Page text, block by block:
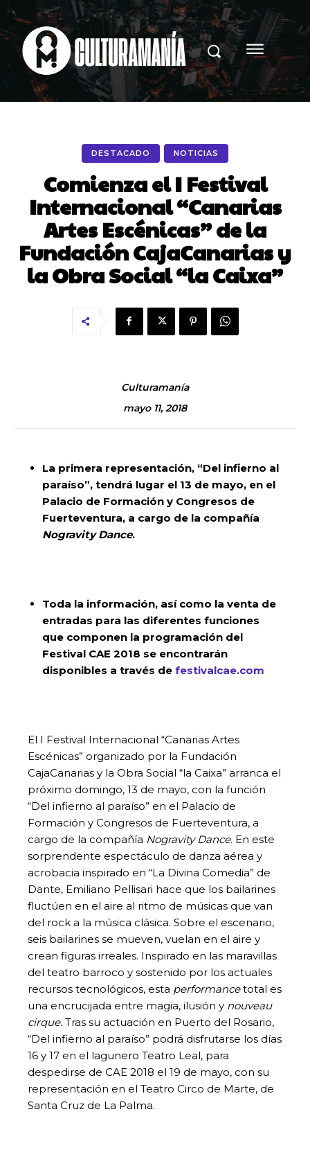
DESTACADO NOTICIAS
Comienza el I Festival
Internacional “Canarias
Artes Escénicas” de la
Fundación CajaCanarias y
la Obra Social “la Caixa”
Culturamanía
mayo 11, 2018
La primera representación, “Del infierno al
paraíso”, tendrá lugar el 13 de mayo, en el
Palacio de Formación y Congresos de
Fuerteventura, a cargo de la compañía
Nogravity Dance.
Toda la información, así como la venta de
entradas para las diferentes funciones
que componen la programación del
Festival CAE 2018 se encontrarán
disponibles a través de festivalcae.com
El I Festival Internacional “Canarias Artes
Escénicas” organizado por la Fundación
CajaCanarias y la Obra Social “la Caixa” arranca el
próximo domingo, 13 de mayo, con la función
“Del infierno al paraíso” en el Palacio de
Formación y Congresos de Fuerteventura, a
cargo de la compañía Nogravity Dance. En este
sorprendente espectáculo de danza aérea y
acrobacia inspirado en “La Divina Comedia” de
Dante, Emiliano Pellisari hace que los bailarines
fluctúen en el aire al ritmo de músicas que van
del rock a la música clásica. Sobre el escenario,
seis bailarines se mueven, vuelan en el aire y
crean figuras irreales. Inspirado en las maravillas
del teatro barroco y sostenido por los actuales
recursos tecnológicos, esta performancetotal es
una encrucijada entre magia, ilusión y nouveau
cirque. Tras su actuación en Puerto del Rosario,
“Del infierno al paraíso” podrá disfrutarse los días
16 y 17 en el lagunero Teatro Leal, para
despedirse de CAE 2018 el 19 de mayo, con su
representación en el Teatro Circo de Marte, de
Santa Cruz de La Palma.